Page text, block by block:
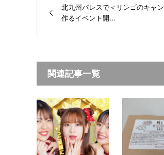
北九州パレスで＜リンゴのキャ
作るイベント開...
関連記事一覧